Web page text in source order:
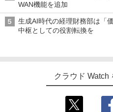
WAN機能を追加
生成AI時代の経理財務部は
中枢としての役割転換を
クラウド Watch